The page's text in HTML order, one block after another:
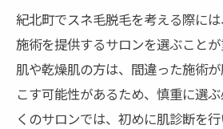
紀北町でスネ毛脱毛を考える際に
施術を提供するサロンを選ぶこと
肌や乾燥肌の方は、間違った施術
こす可能性があるため、慎重に選
くのサロンでは、初めに肌診断を